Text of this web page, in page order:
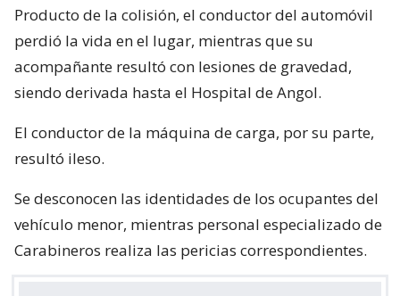
Producto de la colisión, el conductor del automóvil
perdió la vida en el lugar, mientras que su
acompañante resultó con lesiones de gravedad,
siendo derivada hasta el Hospital de Angol.
El conductor de la máquina de carga, por su parte,
resultó ileso.
Se desconocen las identidades de los ocupantes del
vehículo menor, mientras personal especializado de
Carabineros realiza las pericias correspondientes.